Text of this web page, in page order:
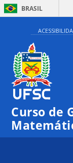
BRASIL
Curso de